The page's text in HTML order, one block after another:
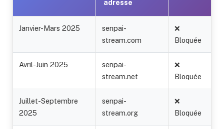
adresse
Janvier-Mars 2025
senpai-
stream.com
❌
Bloquée
Avril-Juin 2025
senpai-
stream.net
❌
Bloquée
Juillet-Septembre
2025
senpai-
stream.org
❌
Bloquée